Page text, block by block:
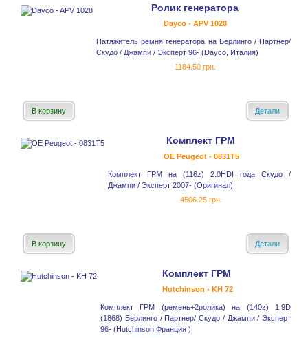
Ролик генератора
Dayco - APV 1028
Натяжитель ремня генератора на Берлинго / Партнер/
Скудо / Джампи / Эксперт 96- (Dayco, Италия)
1184.50 грн.
В корзину Детали
Комплект ГРМ
OE Peugeot - 0831T5
Комплект ГРМ на (116z) 2.0HDI года Скудо /
Джампи / Эксперт 2007- (Оригинал)
4506.25 грн.
В корзину Детали
Комплект ГРМ
Hutchinson - KH 72
Комплект ГРМ (ремень+2ролика) на (140z) 1.9D
(1868) Берлинго / Партнер/ Скудо / Джампи / Эксперт
96- (Hutchinson Франция )